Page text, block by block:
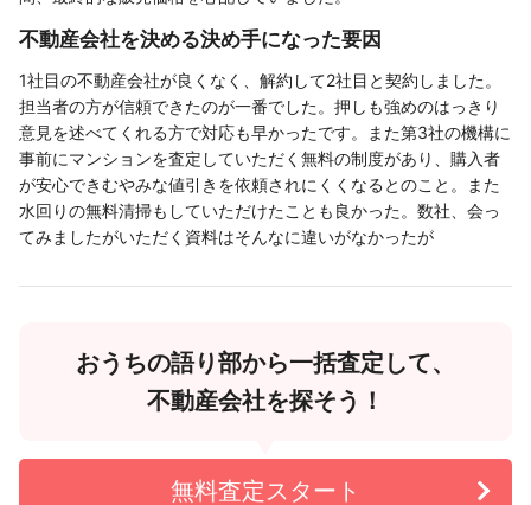
不動産会社を決める決め手になった要因
1社目の不動産会社が良くなく、解約して2社目と契約しました。
担当者の方が信頼できたのが一番でした。押しも強めのはっきり
意見を述べてくれる方で対応も早かったです。また第3社の機構に
事前にマンションを査定していただく無料の制度があり、購入者
が安心できむやみな値引きを依頼されにくくなるとのこと。また
水回りの無料清掃もしていただけたことも良かった。数社、会っ
てみましたがいただく資料はそんなに違いがなかったが
おうちの語り部から一括査定して、
不動産会社を探そう！
無料査定スタート